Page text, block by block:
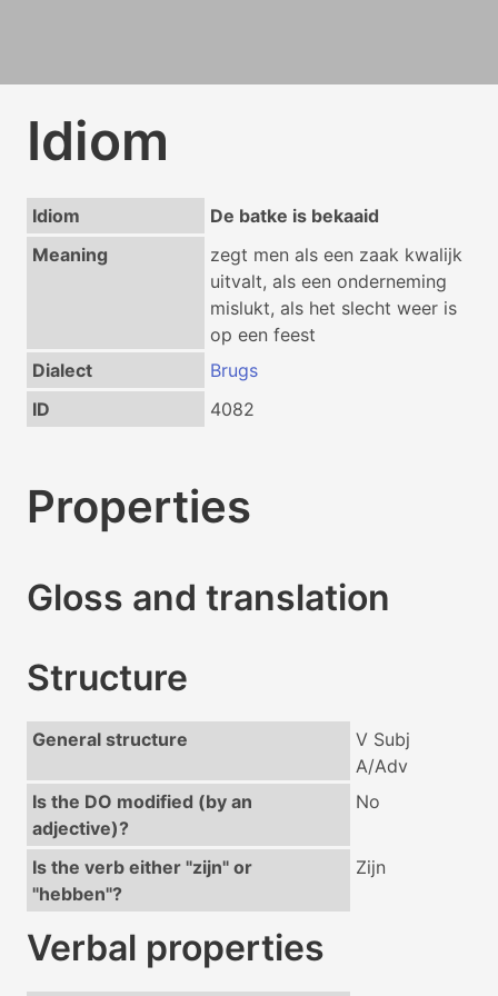
Idiom
Idiom
De batke is bekaaid
Meaning
zegt men als een zaak kwalijk
uitvalt, als een onderneming
mislukt, als het slecht weer is
op een feest
Dialect
Brugs
ID
4082
Properties
Gloss and translation
Structure
General structure
V Subj
A/Adv
Is the DO modified (by an
adjective)?
No
Is the verb either "zijn" or
"hebben"?
Zijn
Verbal properties